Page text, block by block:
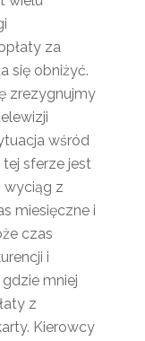
za
się obniżyć.
zrezygnujmy
wśród
sferze jest
wyciąg z
miesięczne i
czas
i
mniej
z
Kierowcy